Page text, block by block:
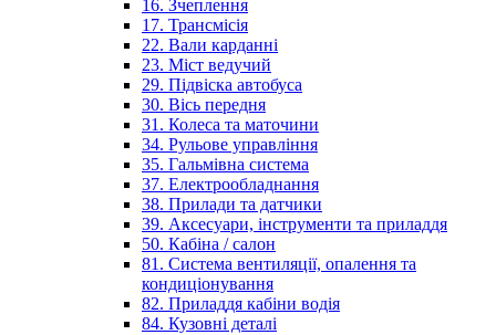
16. Зчеплення
17. Трансмісія
22. Вали карданні
23. Міст ведучий
29. Підвіска автобуса
30. Вісь передня
31. Колеса та маточини
34. Рульове управління
35. Гальмівна система
37. Електрообладнання
38. Прилади та датчики
39. Аксесуари, інструменти та приладдя
50. Кабіна / салон
81. Система вентиляції, опалення та
кондиціонування
82. Приладдя кабіни водія
84. Кузовні деталі